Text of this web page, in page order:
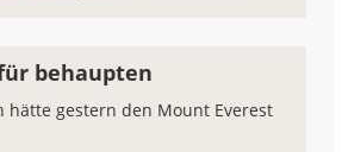
behaupten
hätte gestern den Mount Everest